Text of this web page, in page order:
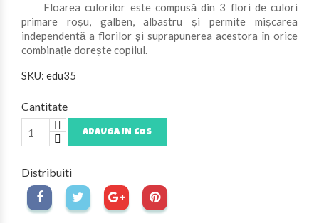
Floarea culorilor este compusă din 3 flori de culori
primare roșu, galben, albastru și permite mișcarea
independentă a florilor și suprapunerea acestora în orice
combinație dorește copilul.
SKU: edu35
Cantitate
ADAUGA IN COS
Distribuiti